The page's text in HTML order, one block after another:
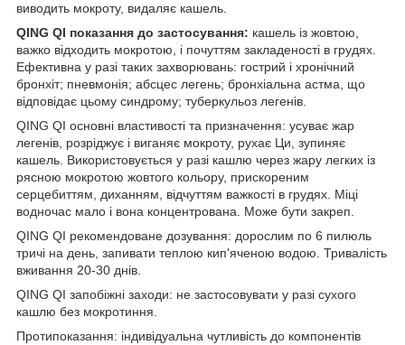
виводить мокроту, видаляє кашель.
QING QI показання до застосування: кашель із жовтою,
важко відходить мокротою, і почуттям закладеності в грудях.
Ефективна у разі таких захворювань: гострий і хронічний
бронхіт; пневмонія; абсцес легень; бронхіальна астма, що
відповідає цьому синдрому; туберкульоз легенів.
QING QI основні властивості та призначення: усуває жар
легенів, розріджує і виганяє мокроту, рухає Ци, зупиняє
кашель. Використовується у разі кашлю через жару легких із
рясною мокротою жовтого кольору, прискореним
серцебиттям, диханням, відчуттям важкості в грудях. Міці
водночас мало і вона концентрована. Може бути закреп.
QING QI рекомендоване дозування: дорослим по 6 пилюль
тричі на день, запивати теплою кип'яченою водою. Тривалість
вживання 20-30 днів.
QING QI запобіжні заходи: не застосовувати у разі сухого
кашлю без мокротиння.
Протипоказання: індивідуальна чутливість до компонентів